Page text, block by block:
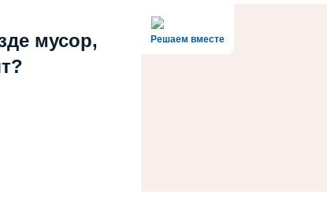
Решаем вместе
мусор,